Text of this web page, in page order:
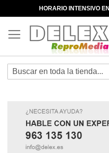
HORARIO INTENSIVO